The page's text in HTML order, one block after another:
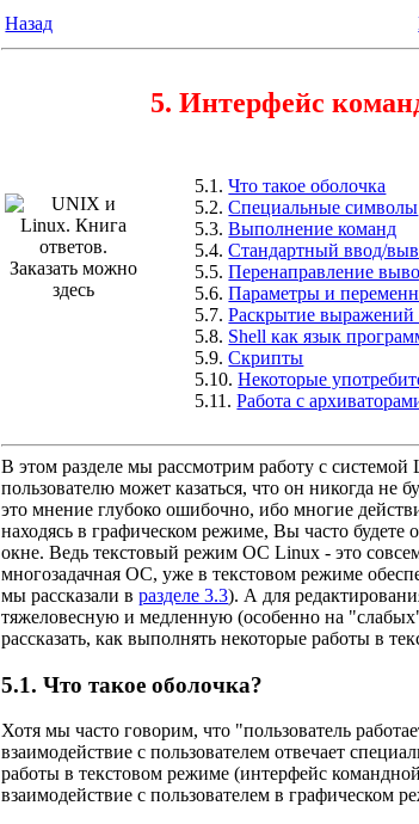
Назад
Заказать можно
здесь
5. Интерфейс
5.1.Что такое оболочка
5.2.Специальные символы
5.3.Выполнение команд
5.4.Стандартный ввод/
5.5.Перенаправление
5.6.Параметры и
5.7.Раскрытие выражений
5.8. Shell как язык
5.9.Скрипты
5.10.Некоторые
5.11.Работа с
В этом разделе мы рассмотрим работу с
пользователю может казаться, что он никогда не
это мнение глубоко ошибочно, ибо многие
находясь в графическом режиме, Вы часто
окне. Ведь текстовый режим ОС Linux - это
многозадачная ОС, уже в текстовом режиме
мы рассказали вразделе 3.3). А для
тяжеловесную и медленную (особенно на
рассказать, как выполнять некоторые работы в
5.1. Что такое оболочка?
Хотя мы часто говорим, что "пользователь
взаимодействие с пользователем отвечает
работы в текстовом режиме (интерфейс
взаимодействие с пользователем в графическом